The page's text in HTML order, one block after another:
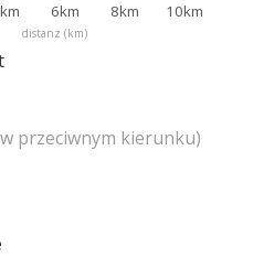
distanz (km)
6km 8km 10km
przeciwnym kierunku)